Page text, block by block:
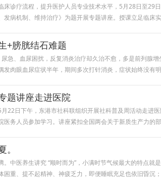
诊疗流程，提升医护人员专业技术水平，5月28日至29
病机制、维持治疗》为题开展专题讲座。授课立足临床
+膀胱结石难题
急、血尿困扰，反复消炎治疗却久治不愈，多是前列腺
肉眼血尿症状半年，期间多次打针消炎，症状始终没有
题讲座走进医院
22日下午，东港市社科联组织开展社科普及周活动走进
务人员参加学习。讲座紧扣全国两会关于新质生产力的
中医养生讲究 “顺时而为”，小满时节气候最大的特点就
重、提不起精神、神疲乏力，即便睡眠充足也依旧昏沉